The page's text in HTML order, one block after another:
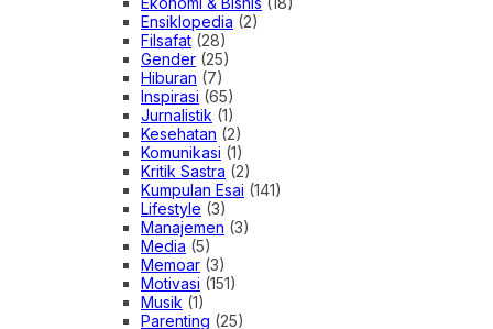
Ensiklopedia (2)
Filsafat (28)
Gender (25)
Hiburan (7)
Inspirasi (65)
Jurnalistik (1)
Kesehatan (2)
Komunikasi (1)
Kritik Sastra (2)
Kumpulan Esai (141)
Lifestyle (3)
Manajemen (3)
Media (5)
Memoar (3)
Motivasi (151)
Musik (1)
Parenting (25)